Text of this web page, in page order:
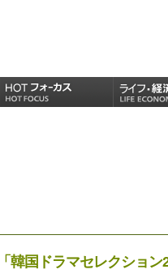
韓国ドラマセレクショ